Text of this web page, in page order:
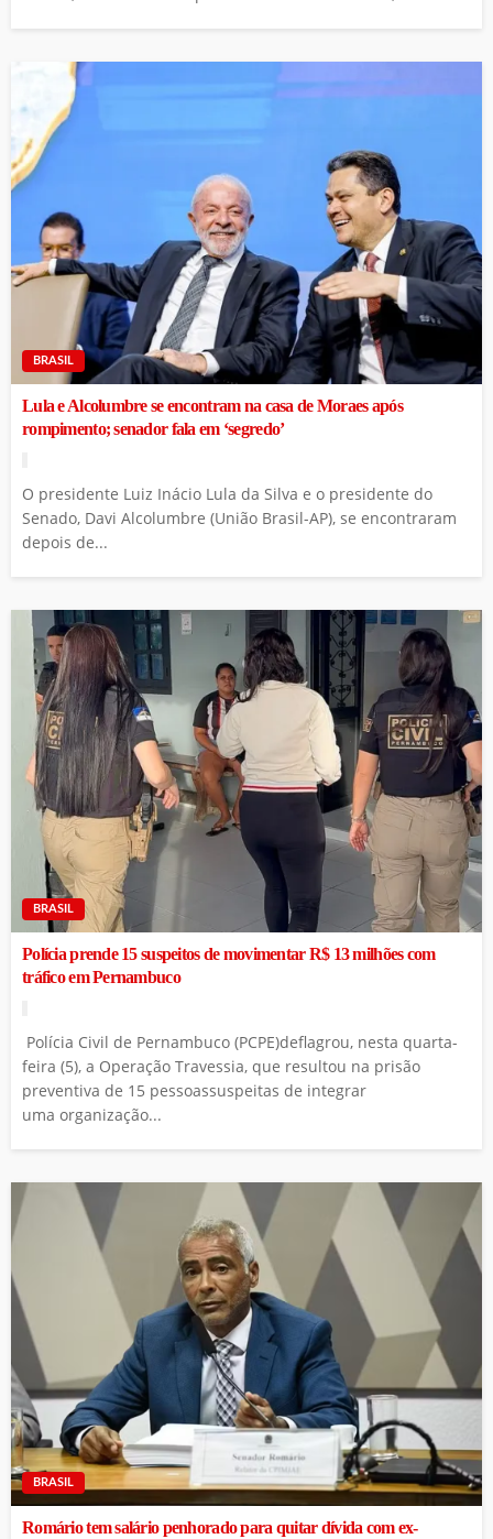
BRASIL
Lula e Alcolumbre se encontram na casa de Moraes após
rompimento; senador fala em ‘segredo’
O presidente Luiz Inácio Lula da Silva e o presidente do
Senado, Davi Alcolumbre (União Brasil-AP), se encontraram
depois de...
BRASIL
Polícia prende 15 suspeitos de movimentar R$ 13 milhões com
tráfico em Pernambuco
Polícia Civil de Pernambuco (PCPE)deflagrou, nesta quarta-
feira (5), a Operação Travessia, que resultou na prisão
preventiva de 15 pessoassuspeitas de integrar
uma organização...
BRASIL
Romário tem salário penhorado para quitar dívida com ex-